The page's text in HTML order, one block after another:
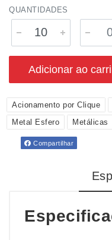
QUANTIDADES
Adicionar ao
Acionamento por Clique
Metal Esfero
Metálicas
Compartilhar